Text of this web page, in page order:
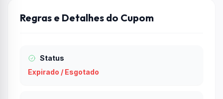
Regras e Detalhes do Cupom
Status
Expirado / Esgotado